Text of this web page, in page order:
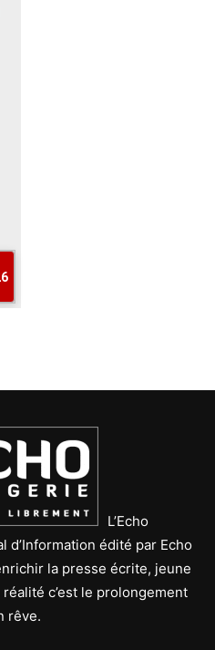
L’Echo
d’Information édité par Echo
la presse écrite, jeune
c’est le prolongement
rêve.